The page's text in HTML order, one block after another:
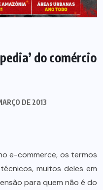
do comércio
DE 2013
e-commerce, os termos
muitos deles em
para quem não é do